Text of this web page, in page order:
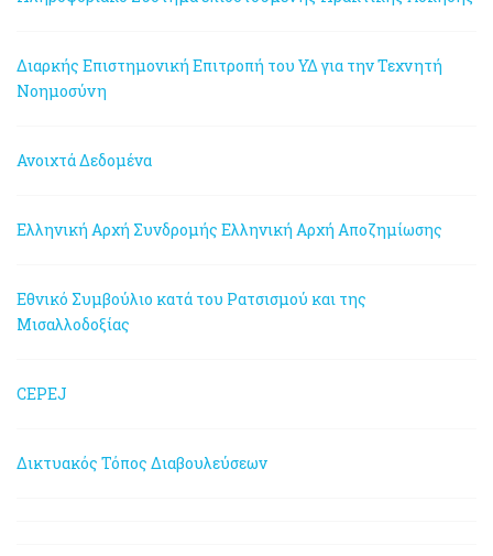
Διαρκής Επιστημονική Επιτροπή του ΥΔ για την Τεχνητή
Νοημοσύνη
Ανοιχτά Δεδομένα
Ελληνική Αρχή Συνδρομής Ελληνική Αρχή Αποζημίωσης
Εθνικό Συμβούλιο κατά του Ρατσισμού και της
Μισαλλοδοξίας
CEPEJ
Δικτυακός Τόπος Διαβουλεύσεων